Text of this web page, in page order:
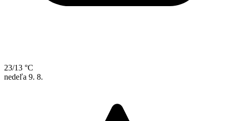
23/13 °C
nedeľa 9. 8.